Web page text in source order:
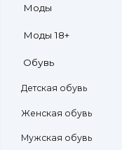
Моды
Моды 18+
Обувь
Детская обувь
Женская обувь
Мужская обувь